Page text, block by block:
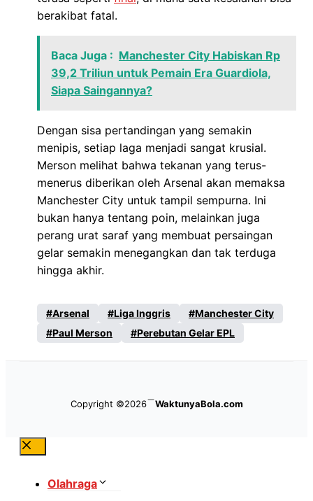
berakibat fatal.
Baca Juga : Manchester City Habiskan Rp
39,2 Triliun untuk Pemain Era Guardiola,
Siapa Saingannya?
Dengan sisa pertandingan yang semakin
menipis, setiap laga menjadi sangat krusial.
Merson melihat bahwa tekanan yang terus-
menerus diberikan oleh Arsenal akan memaksa
Manchester City untuk tampil sempurna. Ini
bukan hanya tentang poin, melainkan juga
perang urat saraf yang membuat persaingan
gelar semakin menegangkan dan tak terduga
hingga akhir.
Arsenal Liga Inggris
Manchester City
Paul Merson
Perebutan Gelar EPL
Copyright ©2026 WaktunyaBola.com
Close
Olahraga